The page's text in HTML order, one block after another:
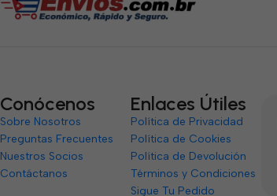
Conócenos
Sobre Nosotros
Preguntas Frecuentes
Nuestros Socios
Contáctanos
Enlaces Útiles
Política de Privacidad
Política de Cookies
Política de Devolución
Términos y Condiciones
Sigue Tu Pedido